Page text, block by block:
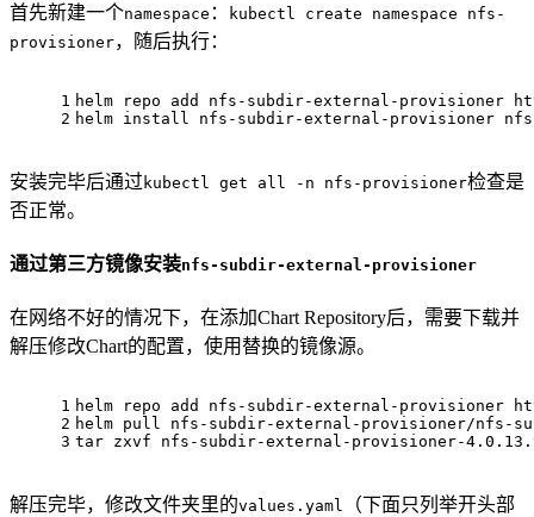
首先新建一个namespace ：
kubectl create namespace nfs-
provisioner，随后执行：
1
2
helm repo add nfs-subdir-external-provisioner
helm install nfs-subdir-external-provisioner
安装完毕后通过 kubectl get all -n nfs-provisioner检查是
否正常。
通过第三方镜像安装nfs-subdir-external-provisioner
在网络不好的情况下，在添加Chart Repository后，需要下载并
解压修改Chart的配置，使用替换的镜像源。
1
2
3
helm repo add nfs-subdir-external-provisioner
helm pull nfs-subdir-external-provisioner/nfs-
tar zxvf nfs-subdir-external-provisioner-
解压完毕，修改文件夹里的values.yaml
（下面只列举开头部